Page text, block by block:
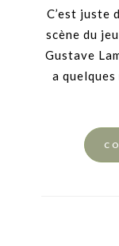
C’est juste
scène du
Gustave
a quelques